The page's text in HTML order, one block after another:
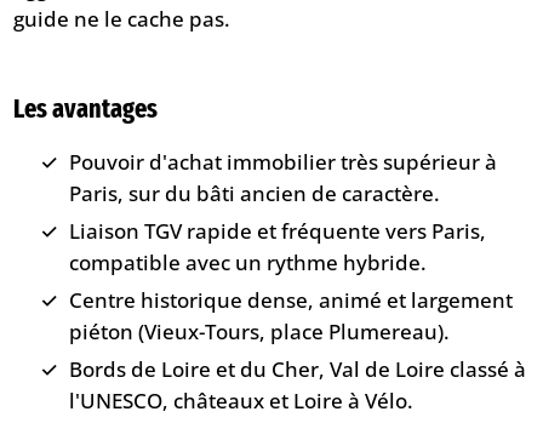
guide ne le cache pas.
Les avantages
Pouvoir d'achat immobilier très supérieur à
Paris, sur du bâti ancien de caractère.
Liaison TGV rapide et fréquente vers Paris,
compatible avec un rythme hybride.
Centre historique dense, animé et largement
piéton (Vieux-Tours, place Plumereau).
Bords de Loire et du Cher, Val de Loire classé à
l'UNESCO, châteaux et Loire à Vélo.